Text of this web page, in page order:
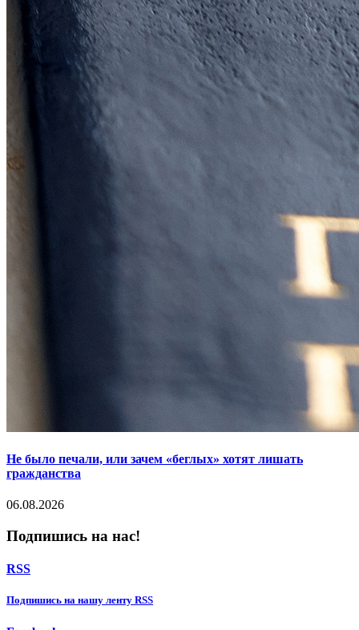
Не было печали, или зачем «беглых» хотят лишать
гражданства
06.08.2026
Подпишись на нас!
RSS
Подпишиcь на нашу ленту RSS